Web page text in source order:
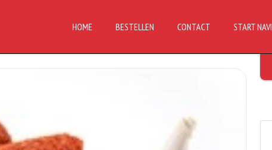
HOME BESTELLEN CONTACT START